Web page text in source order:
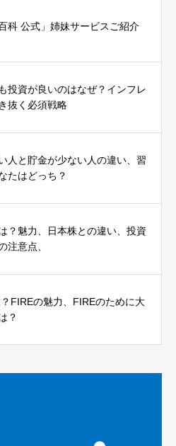
科 公式」姉妹サービスご紹介
投資が良いのはなぜ？インフレ
抜く必須戦略
人と貯金が少ない人の違い、習
たはどっち？
？魅力、日本株との違い、投資
注意点、
FIREの魅力、FIREのために大
？